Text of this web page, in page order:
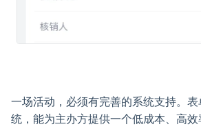
一场活动，必须有完善的系统支持。
统，能为主办方提供一个低成本、高